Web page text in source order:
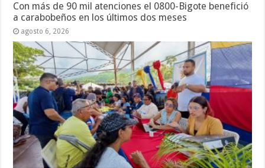
Con más de 90 mil atenciones el 0800-Bigote benefició
a carabobeños en los últimos dos meses
agosto 6, 2026